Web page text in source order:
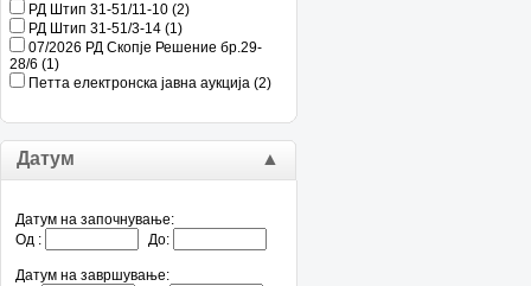
РД Штип 31-51/11-10 (2)
РД Штип 31-51/3-14 (1)
07/2026 РД Скопје Решение бр.29-
28/6 (1)
Петта електронска јавна аукција (2)
Датум ▲
Датум на започнување:
Од :
До:
Датум на завршување: